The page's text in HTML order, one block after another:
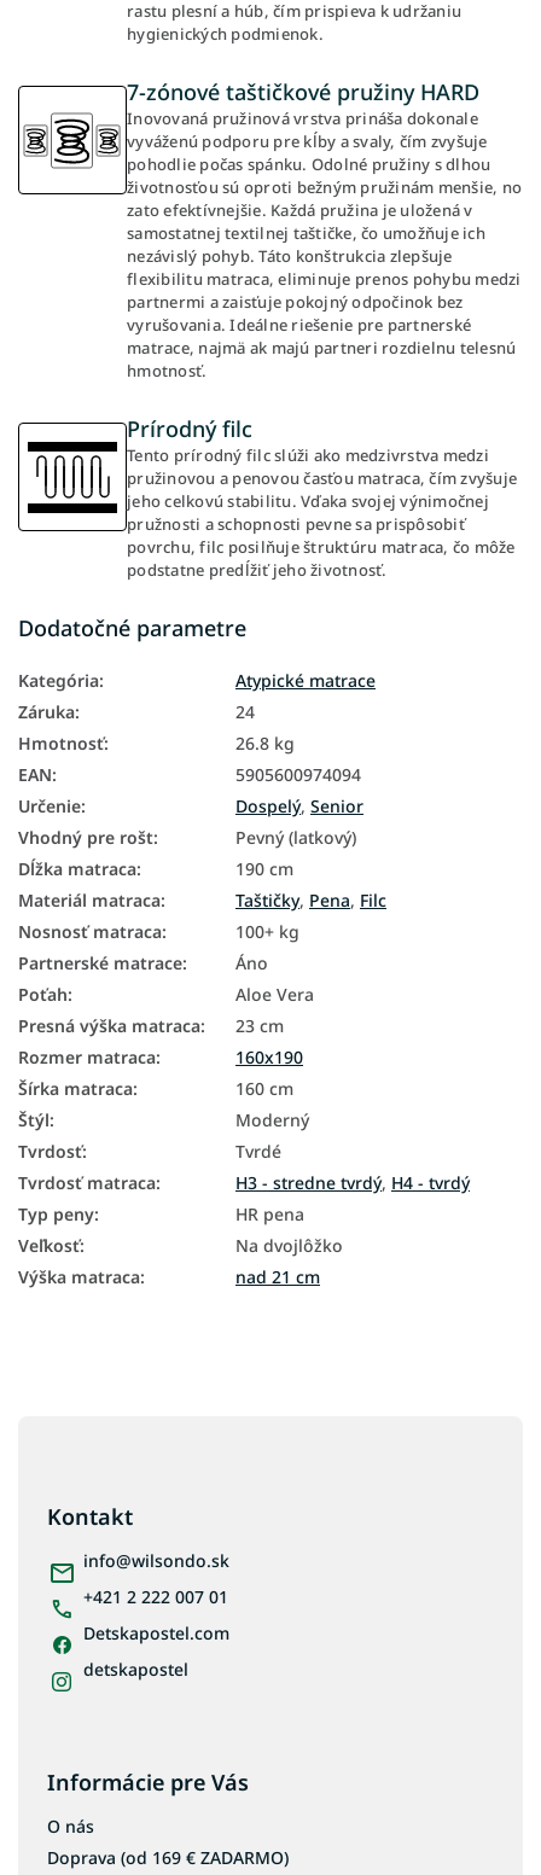
rastu plesní a húb, čím prispieva k udržaniu
hygienických podmienok.
7-zónové taštičkové pružiny HARD
Inovovaná pružinová vrstva prináša dokonale
vyváženú podporu pre kĺby a svaly, čím zvyšuje
pohodlie počas spánku. Odolné pružiny s dlhou
životnosťou sú oproti bežným pružinám menšie, no
zato efektívnejšie. Každá pružina je uložená v
samostatnej textilnej taštičke, čo umožňuje ich
nezávislý pohyb. Táto konštrukcia zlepšuje
flexibilitu matraca, eliminuje prenos pohybu medzi
partnermi a zaisťuje pokojný odpočinok bez
vyrušovania. Ideálne riešenie pre partnerské
matrace, najmä ak majú partneri rozdielnu telesnú
hmotnosť.
Prírodný filc
Tento prírodný filc slúži ako medzivrstva medzi
pružinovou a penovou časťou matraca, čím zvyšuje
jeho celkovú stabilitu. Vďaka svojej výnimočnej
pružnosti a schopnosti pevne sa prispôsobiť
povrchu, filc posilňuje štruktúru matraca, čo môže
podstatne predĺžiť jeho životnosť.
Dodatočné parametre
Kategória:
Atypické matrace
Záruka:
24
Hmotnosť:
26.8 kg
EAN:
5905600974094
Určenie: Dospelý, Senior
Vhodný pre rošt:
Pevný (latkový)
Dĺžka matraca:
190 cm
Materiál matraca: Taštičky, Pena, Filc
Nosnosť matraca:
100+ kg
Partnerské matrace:
Áno
Poťah:
Aloe Vera
Presná výška matraca:
23 cm
Rozmer matraca:
160x190
Šírka matraca:
160 cm
Štýl:
Moderný
Tvrdosť:
Tvrdé
Tvrdosť matraca: H3 - stredne tvrdý, H4 - tvrdý
Typ peny:
HR pena
Veľkosť:
Na dvojlôžko
Výška matraca: nad 21 cm
Kontakt
info@wilsondo.sk
+421 2 222 007 01
Detskapostel.com
detskapostel
Informácie pre Vás
O nás
Doprava (od 169 € ZADARMO)